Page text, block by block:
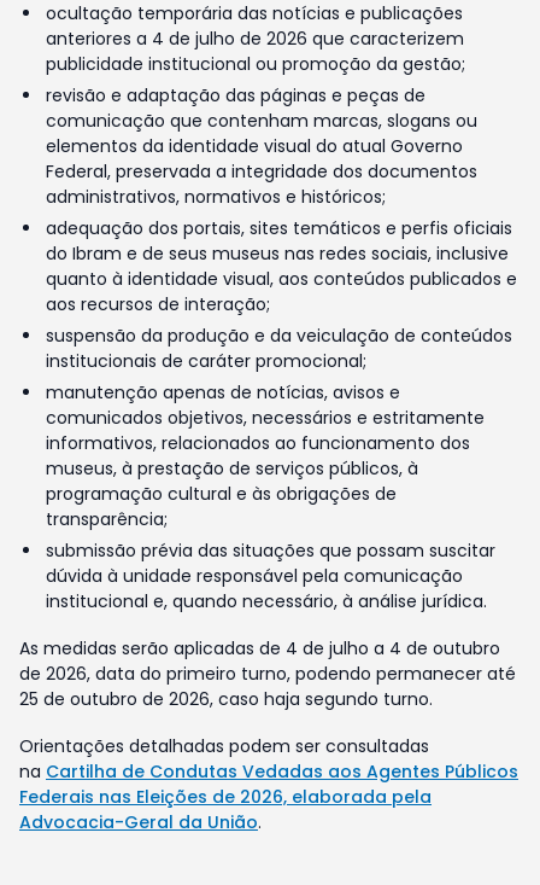
ocultação temporária das notícias e publicações
anteriores a 4 de julho de 2026 que caracterizem
publicidade institucional ou promoção da gestão;
revisão e adaptação das páginas e peças de
comunicação que contenham marcas, slogans ou
elementos da identidade visual do atual Governo
Federal, preservada a integridade dos documentos
administrativos, normativos e históricos;
adequação dos portais, sites temáticos e perfis oficiais
do Ibram e de seus museus nas redes sociais, inclusive
quanto à identidade visual, aos conteúdos publicados e
aos recursos de interação;
suspensão da produção e da veiculação de conteúdos
institucionais de caráter promocional;
manutenção apenas de notícias, avisos e
comunicados objetivos, necessários e estritamente
informativos, relacionados ao funcionamento dos
museus, à prestação de serviços públicos, à
programação cultural e às obrigações de
transparência;
submissão prévia das situações que possam suscitar
dúvida à unidade responsável pela comunicação
institucional e, quando necessário, à análise jurídica.
As medidas serão aplicadas de 4 de julho a 4 de outubro
de 2026, data do primeiro turno, podendo permanecer até
25 de outubro de 2026, caso haja segundo turno.
Orientações detalhadas podem ser consultadas
na Cartilha de Condutas Vedadas aos Agentes Públicos
Federais nas Eleições de 2026, elaborada pela
Advocacia-Geral da União.